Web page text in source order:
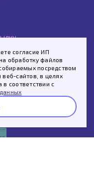
согласие ИП
обработку файлов
посредством
веб-сайтов, в целях
в соответствии с
Спросить про этот товар
Whatsapp Telegram